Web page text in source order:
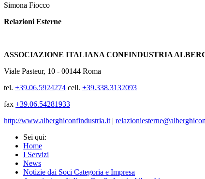
Simona Fiocco
Relazioni Esterne
ASSOCIAZIONE ITALIANA CONFINDUSTRIA
Viale Pasteur, 10 - 00144 Roma
tel. +39.06.5924274 cell. +39.338.3132093
fax +39.06.54281933
http://www.alberghiconfindustria.it |
Sei qui:
Home
I Servizi
News
Notizie dai Soci Categoria e Impresa